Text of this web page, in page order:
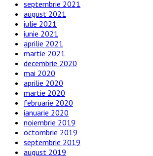
septembrie 2021
august 2021
iulie 2021
iunie 2021
aprilie 2021
martie 2021
decembrie 2020
mai 2020
aprilie 2020
martie 2020
februarie 2020
ianuarie 2020
noiembrie 2019
octombrie 2019
septembrie 2019
august 2019